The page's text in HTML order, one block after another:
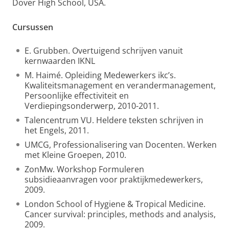
Dover High School, USA.
Cursussen
E. Grubben. Overtuigend schrijven vanuit
kernwaarden IKNL
M. Haimé. Opleiding Medewerkers ikc’s.
Kwaliteitsmanagement en verandermanagement,
Persoonlijke effectiviteit en
Verdiepingsonderwerp, 2010-2011.
Talencentrum VU. Heldere teksten schrijven in
het Engels, 2011.
UMCG, Professionalisering van Docenten. Werken
met Kleine Groepen, 2010.
ZonMw. Workshop Formuleren
subsidieaanvragen voor praktijkmedewerkers,
2009.
London School of Hygiene & Tropical Medicine.
Cancer survival: principles, methods and analysis,
2009.